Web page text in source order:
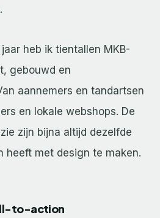
heb ik tientallen MKB-
gebouwd en
aannemers en tandartsen
en lokale webshops. De
zijn bijna altijd dezelfde
heeft met design te maken.
to-action